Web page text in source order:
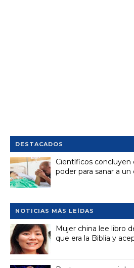
DESTACADOS
Científicos concluyen
poder para sanar a
NOTICIAS MÁS LEÍDAS
Mujer china lee libro
que era la Biblia y